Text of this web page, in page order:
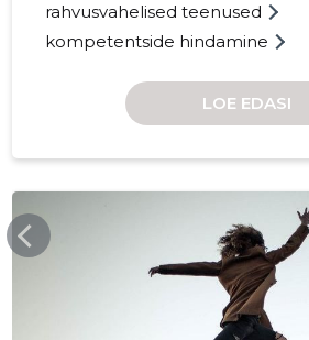
rahvusvahelised teenused
kompetentside hindamine
LOE EDASI